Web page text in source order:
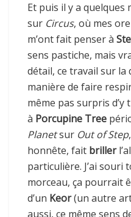
Et puis il y a quelques
sur Circus, où mes
m’ont fait penser à
sens pastiche, mais
détail, ce travail sur la
manière de faire
même pas surpris d’y
à Porcupine Tree
Planetsur Out of Step
honnête, fait briller
particulière. J’ai souri
morceau, ça pourrait
d’un Keor(un autre
aussi, ce même sens